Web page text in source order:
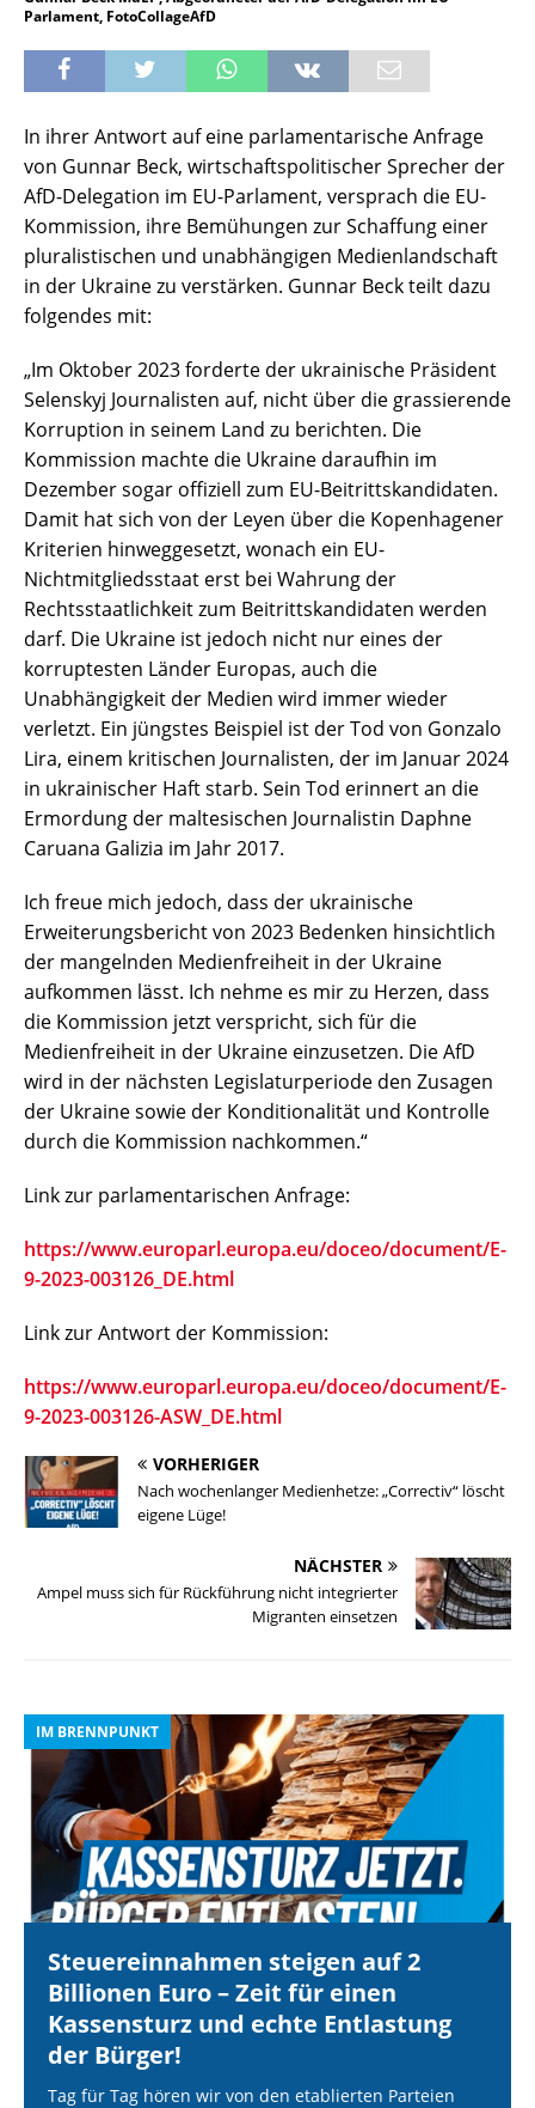
Parlament, FotoCollageAfD
In ihrer Antwort auf eine parlamentarische Anfrage
von Gunnar Beck, wirtschaftspolitischer Sprecher der
AfD-Delegation im EU-Parlament, versprach die EU-
Kommission, ihre Bemühungen zur Schaffung einer
pluralistischen und unabhängigen Medienlandschaft
in der Ukraine zu verstärken. Gunnar Beck teilt dazu
folgendes mit:
„Im Oktober 2023 forderte der ukrainische Präsident
Selenskyj Journalisten auf, nicht über die grassierende
Korruption in seinem Land zu berichten. Die
Kommission machte die Ukraine daraufhin im
Dezember sogar offiziell zum EU-Beitrittskandidaten.
Damit hat sich von der Leyen über die Kopenhagener
Kriterien hinweggesetzt, wonach ein EU-
Nichtmitgliedsstaat erst bei Wahrung der
Rechtsstaatlichkeit zum Beitrittskandidaten werden
darf. Die Ukraine ist jedoch nicht nur eines der
korruptesten Länder Europas, auch die
Unabhängigkeit der Medien wird immer wieder
verletzt. Ein jüngstes Beispiel ist der Tod von Gonzalo
Lira, einem kritischen Journalisten, der im Januar 2024
in ukrainischer Haft starb. Sein Tod erinnert an die
Ermordung der maltesischen Journalistin Daphne
Caruana Galizia im Jahr 2017.
Ich freue mich jedoch, dass der ukrainische
Erweiterungsbericht von 2023 Bedenken hinsichtlich
der mangelnden Medienfreiheit in der Ukraine
aufkommen lässt. Ich nehme es mir zu Herzen, dass
die Kommission jetzt verspricht, sich für die
Medienfreiheit in der Ukraine einzusetzen. Die AfD
wird in der nächsten Legislaturperiode den Zusagen
der Ukraine sowie der Konditionalität und Kontrolle
durch die Kommission nachkommen.“
Link zur parlamentarischen Anfrage:
https://www.europarl.europa.eu/doceo/document/E-
9-2023-003126_DE.html
Link zur Antwort der Kommission:
https://www.europarl.europa.eu/doceo/document/E-
9-2023-003126-ASW_DE.html
VORHERIGER
Nach wochenlanger Medienhetze: „Correctiv“ löscht
eigene Lüge!
NÄCHSTER
Ampel muss sich für Rückführung nicht integrierter
Migranten einsetzen
IM BRENNPUNKT
Steuereinnahmen steigen auf 2
Billionen Euro – Zeit für einen
Kassensturz und echte Entlastung
der Bürger!
Tag für Tag hören wir von den etablierten Parteien